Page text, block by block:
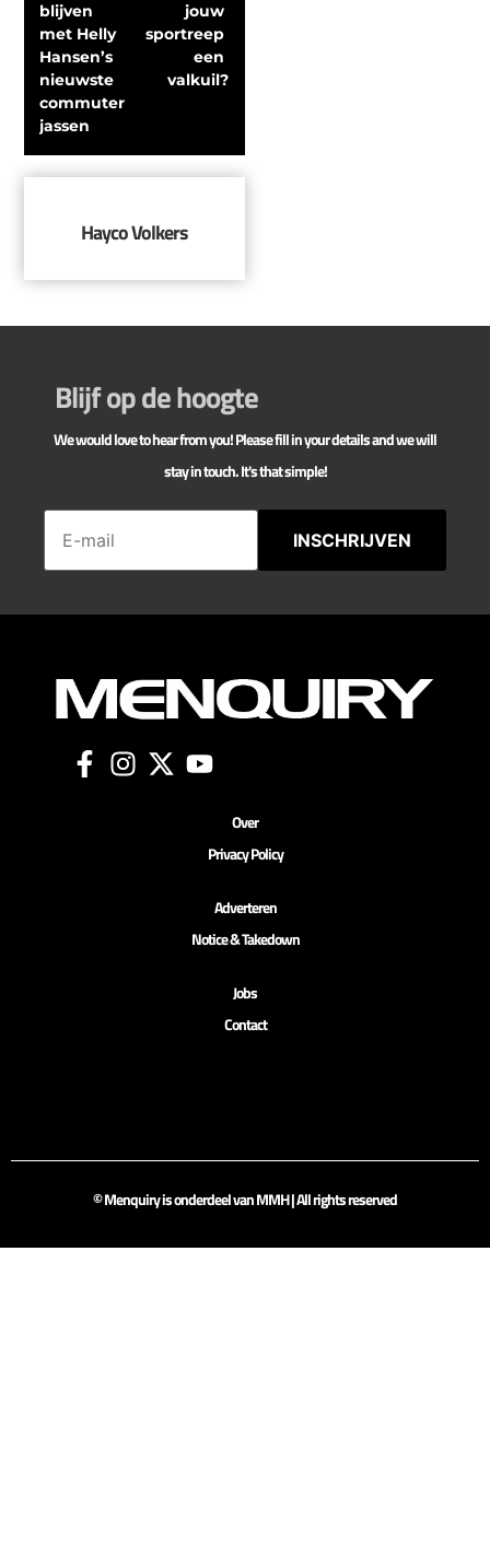
blijven
met Helly
Hansen’s
nieuwste
commuter
jassen
jouw
sportreep
een
valkuil?
Hayco Volkers
Blijf op de hoogte
We would love to hear from you! Please fill in your details and we will
stay in touch. It's that simple!
INSCHRIJVEN
Over
Privacy Policy
Adverteren
Notice & Takedown
Jobs
Contact
© Menquiry is onderdeel van MMH | All rights reserved